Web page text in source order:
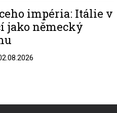
impéria: Itálie v
jako německý